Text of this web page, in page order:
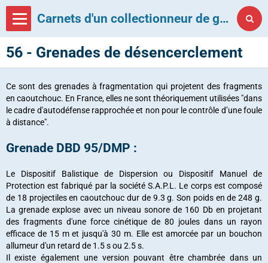
Carnets d'un collectionneur de grenades françaises
56 - Grenades de désencerclement
Ce sont des grenades à fragmentation qui projetent des fragments
en caoutchouc. En France, elles ne sont théoriquement utilisées "dans
le cadre d'autodéfense rapprochée et non pour le contrôle d’une foule
à distance".
Grenade DBD 95/DMP :
Le Dispositif Balistique de Dispersion ou Dispositif Manuel de
Protection est fabriqué par la société S.A.P.L. Le corps est composé
de 18 projectiles en caoutchouc dur de 9.3 g. Son poids en de 248 g.
La grenade explose avec un niveau sonore de 160 Db en projetant
des fragments d'une force cinétique de 80 joules dans un rayon
efficace de 15 m et jusqu'à 30 m. Elle est amorcée par un bouchon
allumeur d'un retard de 1.5 s ou 2.5 s.
Il existe également une version pouvant être chambrée dans un